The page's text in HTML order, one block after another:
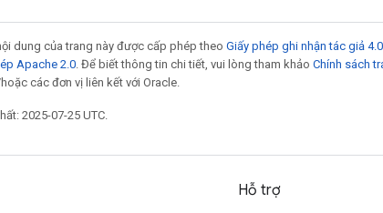
dung của trang này được cấp phép theo Giấy phép ghi nhận tác giả
Apache 2.0 . Để biết thông tin chi tiết, vui lòng tham khảo Chính sách
các đơn vị liên kết với Oracle.
2025-07-25 UTC.
Hỗ trợ